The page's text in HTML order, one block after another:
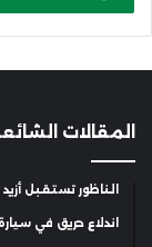
المقالات
الناظور تستقبل أزيد من 100 ألف سائح سنوياً وتحتاج لتعزيز
اندلاع حريق في